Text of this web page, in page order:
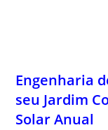
Engenharia
seu Jardim
Solar Anual